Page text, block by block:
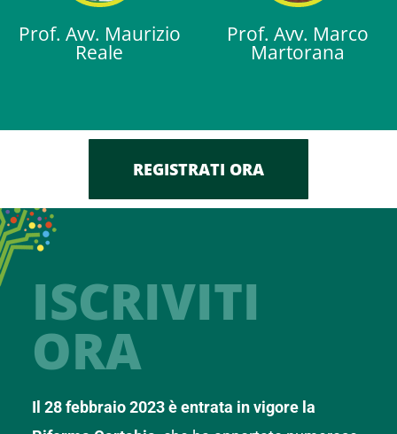
Prof. Avv. Maurizio
Reale
Prof. Avv. Marco
Martorana
REGISTRATI ORA
ISCRIVITI
ORA
Il 28 febbraio 2023 è entrata in vigore la